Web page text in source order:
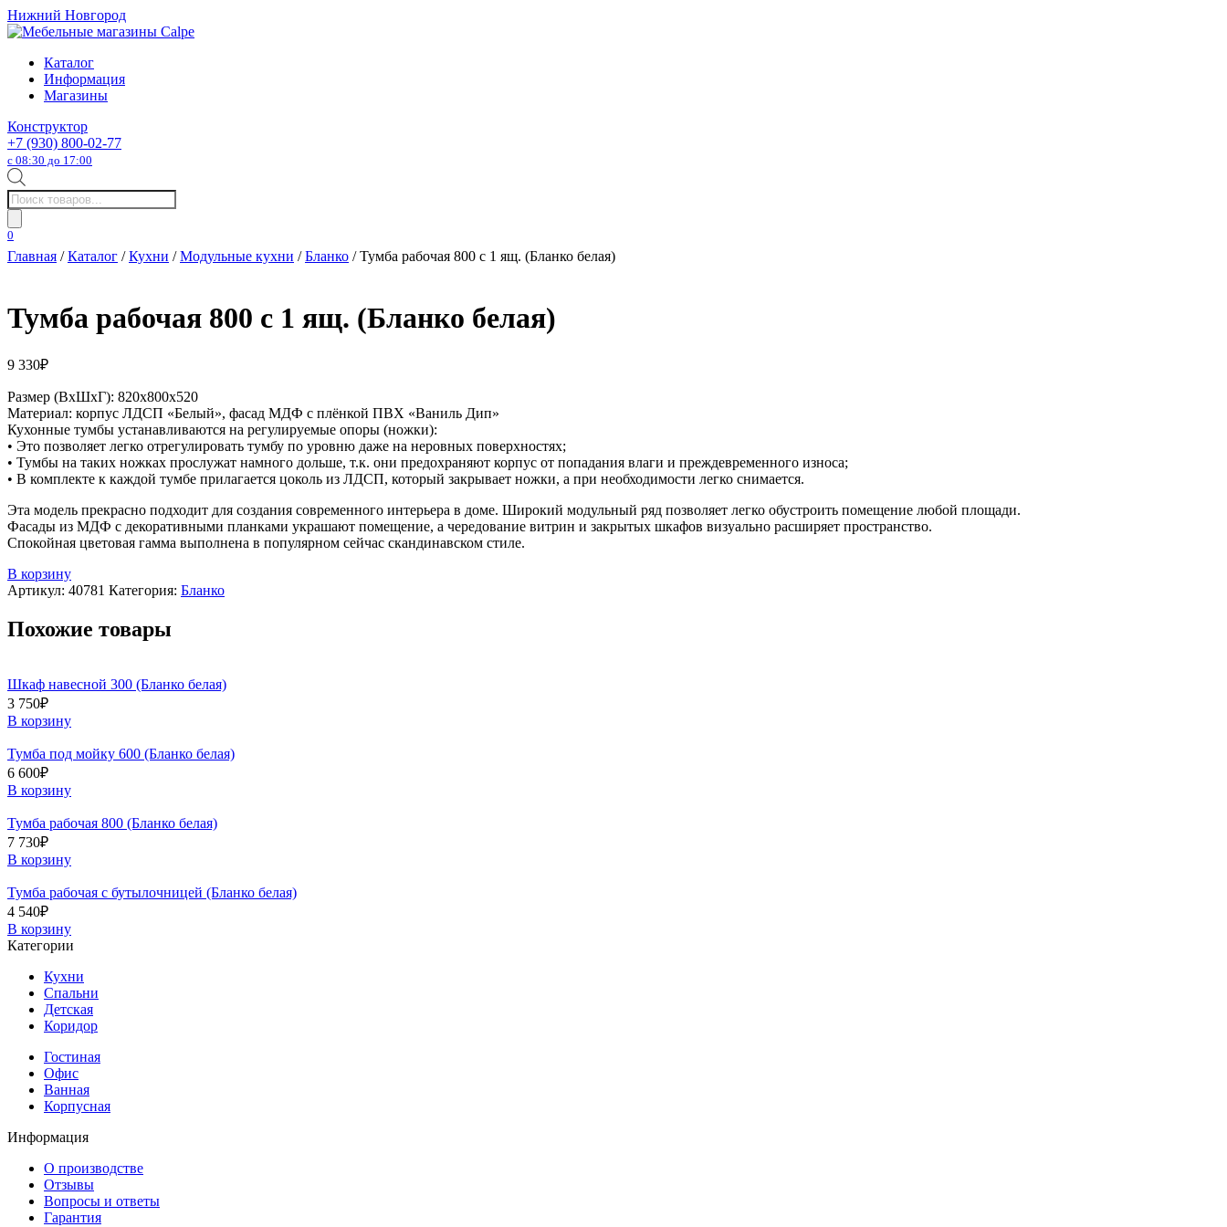
Нижний Новгород
Каталог
Информация
Магазины
Конструктор
+7 (930) 800-02-77
с 08:30 до 17:00
Поиск
товаров
0
Главная /Каталог /Кухни /Модульные кухни /Бланко / Тумба рабочая 800 с 1 ящ. (Бланко белая)
Тумба рабочая 800 с 1 ящ. (Бланко белая)
9 330₽
Размер (ВхШхГ): 820х800х520
Материал: корпус ЛДСП «Белый», фасад МДФ с плёнкой ПВХ «Ваниль Дип»
Кухонные тумбы устанавливаются на регулируемые опоры (ножки):
• Это позволяет легко отрегулировать тумбу по уровню даже на неровных поверхностях;
• Тумбы на таких ножках прослужат намного дольше, т.к. они предохраняют корпус от попадания влаги и преждевременного износа;
• В комплекте к каждой тумбе прилагается цоколь из ЛДСП, который закрывает ножки, а при необходимости легко снимается.
Эта модель прекрасно подходит для создания современного интерьера в доме. Широкий модульный ряд позволяет легко обустроить помещение любой площади.
Фасады из МДФ с декоративными планками украшают помещение, а чередование витрин и закрытых шкафов визуально расширяет пространство.
Спокойная цветовая гамма выполнена в популярном сейчас скандинавском стиле.
В корзину
Артикул: 40781 Категория: Бланко
Похожие товары
Шкаф навесной 300 (Бланко белая)
3 750₽
В корзину
Тумба под мойку 600 (Бланко белая)
6 600₽
В корзину
Тумба рабочая 800 (Бланко белая)
7 730₽
В корзину
Тумба рабочая с бутылочницей (Бланко белая)
4 540₽
В корзину
Категории
Кухни
Спальни
Детская
Коридор
Гостиная
Офис
Ванная
Корпусная
Информация
О производстве
Отзывы
Вопросы и ответы
Гарантия